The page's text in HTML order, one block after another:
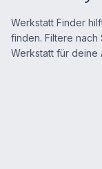
Werkstatt Finder
finden. Filtere
Werkstatt für